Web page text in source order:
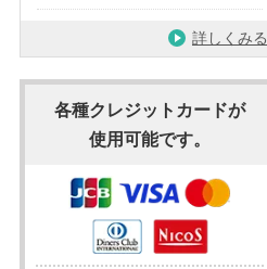
詳しくみる
各種クレジットカードが
使用可能です。